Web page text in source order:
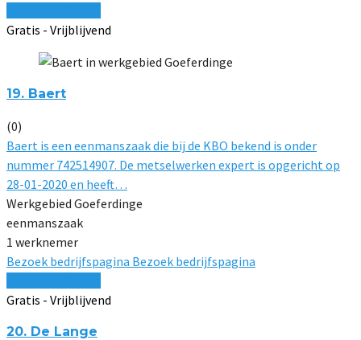
Gratis - Vrijblijvend
19. Baert
(0)
Baert is een eenmanszaak die bij de KBO bekend is onder
nummer 742514907. De metselwerken expert is opgericht op
28-01-2020 en heeft…
Werkgebied Goeferdinge
eenmanszaak
1 werknemer
Bezoek bedrijfspagina Bezoek bedrijfspagina
Gratis - Vrijblijvend
20. De Lange